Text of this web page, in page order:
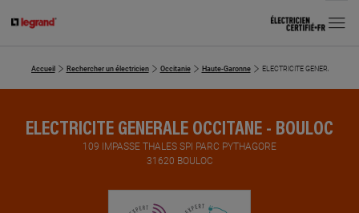
MENU
Accueil Rechercher un électricien Occitanie Haute-Garonne ELECTRICITE GENERALE
ELECTRICITE GENERALE OCCITANE - BOULOC
109 IMPASSE THALES SPI PARC PYTHAGORE
31620 BOULOC